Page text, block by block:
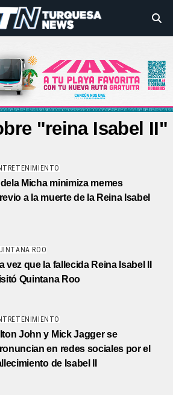
"reina Isabel II"
Micha minimiza memes
a la muerte de la Reina Isabel
ROO
vez que la fallecida Reina Isabel II
Quintana Roo
John y Mick Jagger se
en redes sociales por el
de Isabel II